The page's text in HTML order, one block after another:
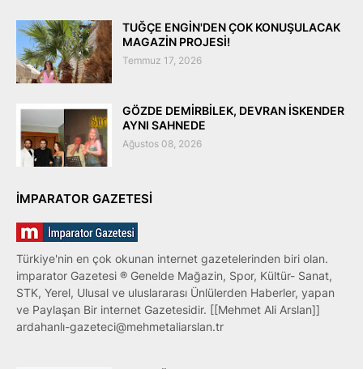
TUĞÇE ENGİN'DEN ÇOK KONUŞULACAK
MAGAZİN PROJESİ!
Temmuz 17, 2026
GÖZDE DEMİRBİLEK, DEVRAN İSKENDER
AYNI SAHNEDE
Ağustos 08, 2026
IMPARATOR GAZETESI
Türkiye'nin en çok okunan internet gazetelerinden biri olan.
imparator Gazetesi ® Genelde Mağazin, Spor, Kültür- Sanat,
STK, Yerel, Ulusal ve uluslararası Ünlülerden Haberler, yapan
ve Paylaşan Bir internet Gazetesidir. [[Mehmet Ali Arslan]]
ardahanlı-gazeteci@mehmetaliarslan.tr